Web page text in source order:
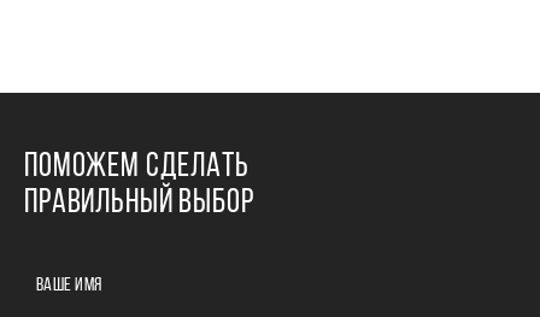
ПОМОЖЕМ СДЕЛАТЬ
ПРАВИЛЬНЫЙ ВЫБОР
ВАШЕ ИМЯ